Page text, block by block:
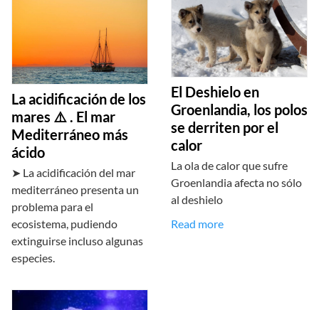
La acidificación de los
mares ⚠️ . El mar
Mediterráneo más
ácido
➤ La acidificación del mar
mediterráneo presenta un
problema para el
ecosistema, pudiendo
extinguirse incluso algunas
especies.
El Deshielo en
Groenlandia, los polos
se derriten por el
calor
La ola de calor que sufre
Groenlandia afecta no sólo
al deshielo
Read more